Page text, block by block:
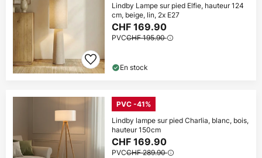
Lindby Lampe sur pied Elfie, hauteur 124
cm, beige, lin, 2x E27
CHF 169.90
PVCCHF 195.90
En stock
PVC -41%
Lindby lampe sur pied Charlia, blanc, bois,
hauteur 150cm
CHF 169.90
PVCCHF 289.90